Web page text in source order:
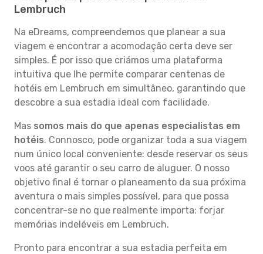
Lembruch
Na eDreams, compreendemos que planear a sua
viagem e encontrar a acomodação certa deve ser
simples. É por isso que criámos uma plataforma
intuitiva que lhe permite comparar centenas de
hotéis em Lembruch em simultâneo, garantindo que
descobre a sua estadia ideal com facilidade.
Mas somos mais do que apenas especialistas em
hotéis. Connosco, pode organizar toda a sua viagem
num único local conveniente: desde reservar os seus
voos até garantir o seu carro de aluguer. O nosso
objetivo final é tornar o planeamento da sua próxima
aventura o mais simples possível, para que possa
concentrar-se no que realmente importa: forjar
memórias indeléveis em Lembruch.
Pronto para encontrar a sua estadia perfeita em